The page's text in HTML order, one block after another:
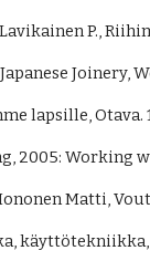
P.,
Joinery,
lapsille, Otava.
2005: Working
Matti,
käyttötekniikka,